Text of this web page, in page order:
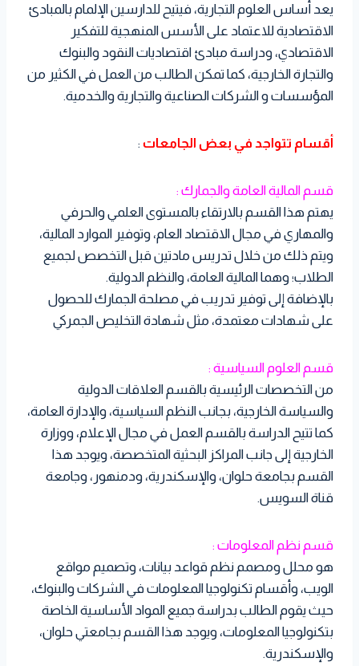
يعد أساس العلوم التجارية، فيتيح للدارسين الإلمام بالمبادئ
الاقتصادية للاعتماد على الأسس المنهجية للتفكير
الاقتصادي، ودراسة مبادئ اقتصاديات النقود والبنوك
والتجارة الخارجية، كما تمكن الطالب من العمل في الكثير من
المؤسسات و الشركات الصناعية والتجارية والخدمية.
أقسام تتواجد في بعض الجامعات :
قسم المالية العامة والجمارك :
يهتم هذا القسم بالارتقاء بالمستوى العلمي والحرفي
والمهاري في مجال الاقتصاد العام، وتوفير الموارد المالية،
ويتم ذلك من خلال تدريس مادتين قبل التخصص لجميع
الطلاب؛ وهما المالية العامة، والنظم الدولية.
بالإضافة إلى توفير تدريب في مصلحة الجمارك للحصول
على شهادات معتمدة، مثل شهادة التخليص الجمركي
قسم العلوم السياسية :
من التخصصات الرئيسية بالقسم العلاقات الدولية
والسياسة الخارجية، بجانب النظم السياسية، والإدارة العامة،
كما تتيح الدراسة بالقسم العمل في مجال الإعلام، ووزارة
الخارجية إلى جانب المراكز البحثية المتخصصة، ويوجد هذا
القسم بجامعة حلوان، والإسكندرية، ودمنهور، وجامعة
قناة السويس.
قسم نظم المعلومات :
هو محلل ومصمم نظم قواعد بيانات، وتصميم مواقع
الويب، وأقسام تكنولوجيا المعلومات في الشركات والبنوك،
حيث يقوم الطالب بدراسة جميع المواد الأساسية الخاصة
بتكنولوجيا المعلومات، ويوجد هذا القسم بجامعتي حلوان،
والإسكندرية.